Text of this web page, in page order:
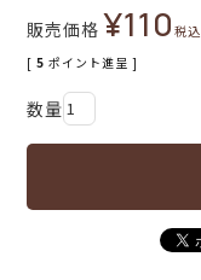
販売価格 ¥110税込
[ 5 ポイント進呈 ]